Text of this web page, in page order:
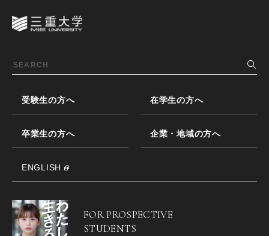
受験生の方へ 在学生の方へ
卒業生の方へ 企業・地域の方へ
ENGLISH
FOR PROSPECTIVE
STUDENTS